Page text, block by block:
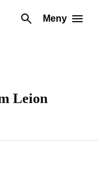
Meny
Leion